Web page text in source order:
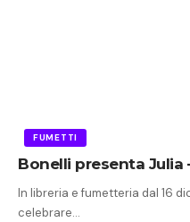
FUMETTI
Bonelli presenta Julia
In libreria e fumetteria dal 16
celebrare…